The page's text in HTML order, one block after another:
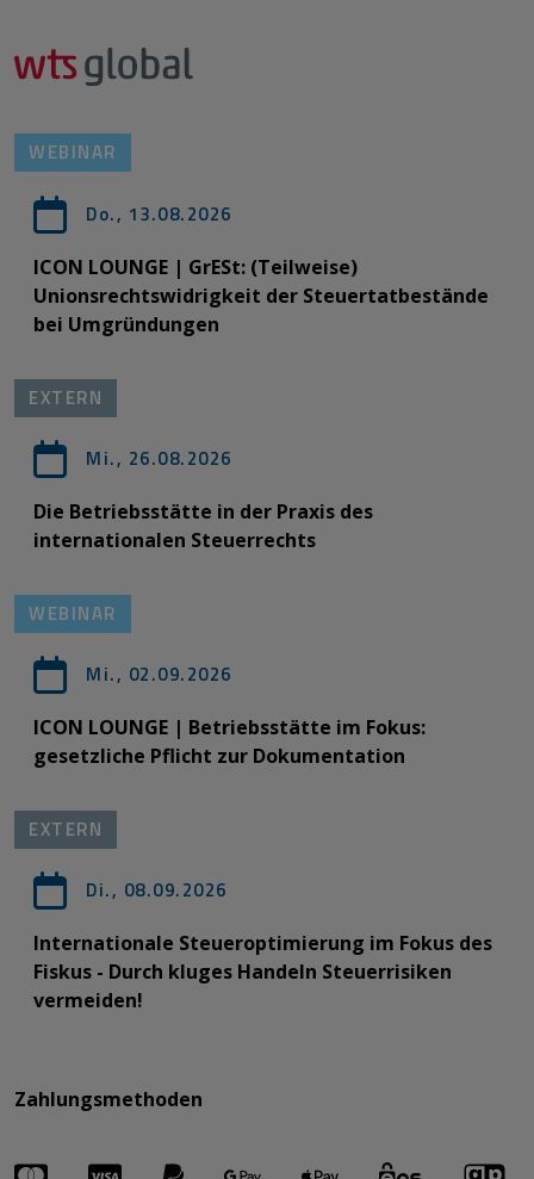
WEBINAR
Do., 13.08.2026
ICON LOUNGE | GrESt: (Teilweise)
Unionsrechtswidrigkeit der Steuertatbestände
bei Umgründungen
EXTERN
Mi., 26.08.2026
Die Betriebsstätte in der Praxis des
internationalen Steuerrechts
WEBINAR
Mi., 02.09.2026
ICON LOUNGE | Betriebsstätte im Fokus:
gesetzliche Pflicht zur Dokumentation
EXTERN
Di., 08.09.2026
Internationale Steueroptimierung im Fokus des
Fiskus - Durch kluges Handeln Steuerrisiken
vermeiden!
Zahlungsmethoden